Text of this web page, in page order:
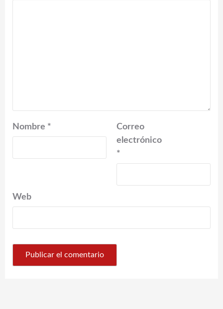
Nombre *
Correo
electrónico
*
Web